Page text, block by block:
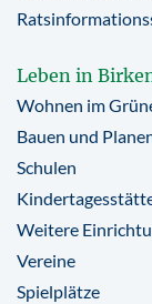
Leben in
Wohnen im
Bauen und
Schulen
Weitere
Vereine
Spielplätze